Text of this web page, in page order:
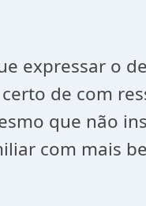
o
de com
que não
com mais